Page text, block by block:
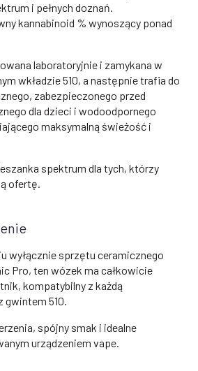
i pełnych doznań.
kannabinoid % wynoszący ponad
laboratoryjnie i zamykana w
wkładzie 510, a następnie trafia do
zabezpieczonego przed
dla dzieci i wodoodpornego
maksymalną świeżość i
spektrum dla tych, którzy
ofertę.
wyłącznie sprzętu ceramicznego
Pro, ten wózek ma całkowicie
kompatybilny z każdą
gwintem 510.
spójny smak i idealne
urządzeniem vape.